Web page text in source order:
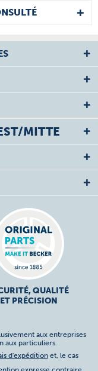
MITTE
QUALITÉ
ET PRÉCISION
aux entreprises
aux particuliers.
d'expéditionet, le cas